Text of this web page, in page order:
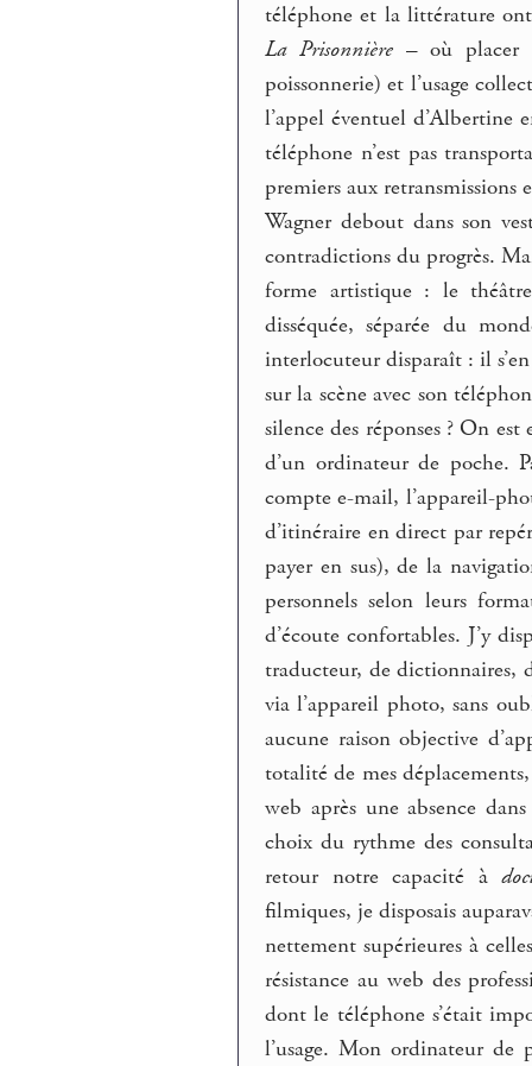
téléphone et la littérature
La Prisonnière– où placer
poissonnerie) et l’usage
l’appel éventuel d’Albertine
téléphone n’est pas
premiers aux retransmissions
Wagner debout dans son
contradictions du progrès.
forme artistique : le
disséquée, séparée du
interlocuteur disparaît : il
sur la scène avec son
silence des réponses ? On
d’un ordinateur de poche.
compte e-mail, l’appareil-
d’itinéraire en direct par
payer en sus), de la
personnels selon leurs
d’écoute confortables. J’y
traducteur, de dictionnaires,
via l’appareil photo, sans
aucune raison objective
totalité de mes
web après une absence
choix du rythme des
retour notre capacité à
filmiques, je disposais
nettement supérieures à
résistance au web des
dont le téléphone s’était
l’usage. Mon ordinateur de